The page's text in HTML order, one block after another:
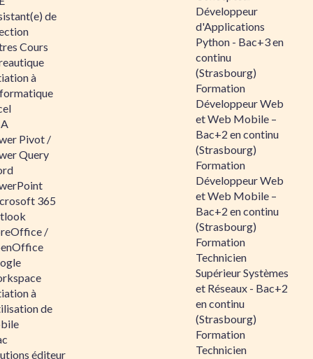
de
Cours
à
Pivot /
Query
365
/
à
de
éditeur
Développeur
d'Applications
Python - Bac+3 en
continu
(Strasbourg)
Formation
Développeur Web
et Web Mobile –
Bac+2 en continu
(Strasbourg)
Formation
Développeur Web
et Web Mobile –
Bac+2 en continu
(Strasbourg)
Formation
Technicien
Supérieur Systèmes
et Réseaux - Bac+2
en continu
(Strasbourg)
Formation
Technicien